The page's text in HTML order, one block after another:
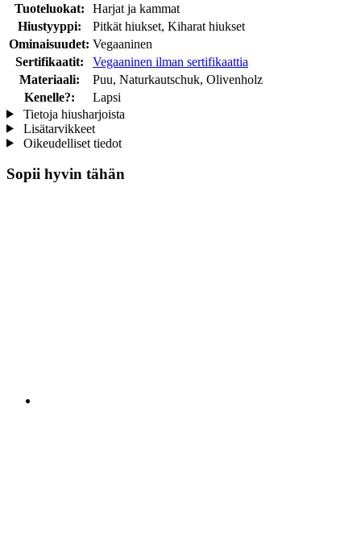
Tuoteluokat:
Harjat ja kammat
Hiustyyppi:
Pitkät hiukset, Kiharat hiukset
Ominaisuudet: Vegaaninen
Sertifikaatit:
Vegaaninen ilman sertifikaattia
Materiaali:
Puu, Naturkautschuk, Olivenholz
Kenelle?:
Lapsi
Tietoja hiusharjoista
Lisätarvikkeet
Oikeudelliset tiedot
Sopii hyvin tähän